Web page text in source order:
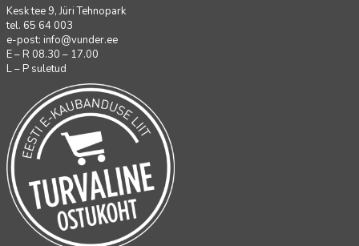
Kesk tee 9, Jüri Tehnopark
tel. 65 64 003
e-post: info@vunder.ee
E – R 08.30 – 17.00
L – P suletud